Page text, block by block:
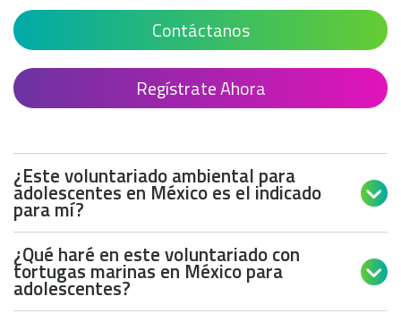
Contáctanos
Regístrate Ahora
¿Este voluntariado ambiental para
adolescentes en México es el indicado
para mí?

¿Qué haré en este voluntariado con
tortugas marinas en México para
adolescentes?
